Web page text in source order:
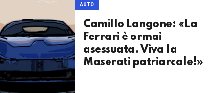
AUTO
Camillo Langone: «La
Ferrari è ormai
asessuata. Viva la
Maserati patriarcale!»